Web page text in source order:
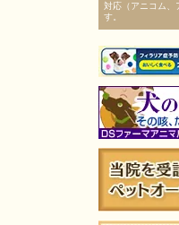
対応（アニコム、
す。